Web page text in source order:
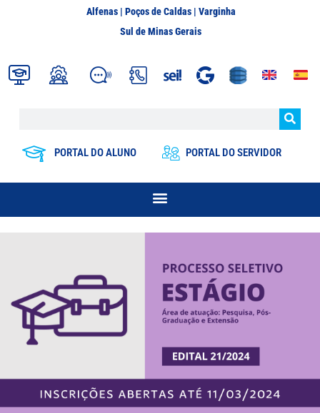
Alfenas | Poços de Caldas | Varginha
Sul de Minas Gerais
PORTAL DO ALUNO PORTAL DO SERVIDOR